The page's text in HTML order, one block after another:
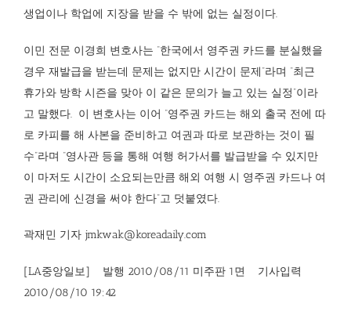
생업이나 학업에 지장을 받을 수 밖에 없는 실정이다.
이민 전문 이경희 변호사는 “한국에서 영주권 카드를 분실했을
경우 재발급을 받는데 문제는 없지만 시간이 문제”라며 “최근
휴가와 방학 시즌을 맞아 이 같은 문의가 늘고 있는 실정”이라
고 말했다. 이 변호사는 이어 “영주권 카드는 해외 출국 전에 따
로 카피를 해 사본을 준비하고 여권과 따로 보관하는 것이 필
수”라며 “영사관 등을 통해 여행 허가서를 발급받을 수 있지만
이 마저도 시간이 소요되는만큼 해외 여행 시 영주권 카드나 여
권 관리에 신경을 써야 한다”고 덧붙였다.
곽재민 기자 jmkwak@koreadaily.com
[LA중앙일보] 발행 2010/08/11 미주판 1면
기사입력
2010/08/10 19:42